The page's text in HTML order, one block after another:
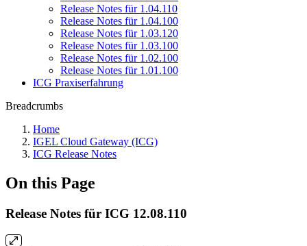
Release Notes für 1.04.110
Release Notes für 1.04.100
Release Notes für 1.03.120
Release Notes für 1.03.100
Release Notes für 1.02.100
Release Notes für 1.01.100
ICG Praxiserfahrung
Breadcrumbs
Home
IGEL Cloud Gateway (ICG)
ICG Release Notes
On this Page
Release Notes für ICG 12.08.110